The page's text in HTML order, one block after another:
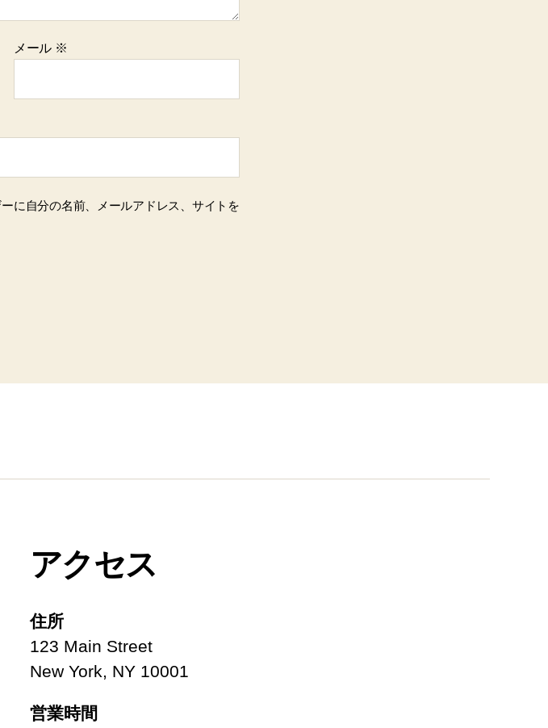
メール ※
に自分の名前、メールアドレス、サイトを
アクセス
住所
123 Main Street
New York, NY 10001
営業時間